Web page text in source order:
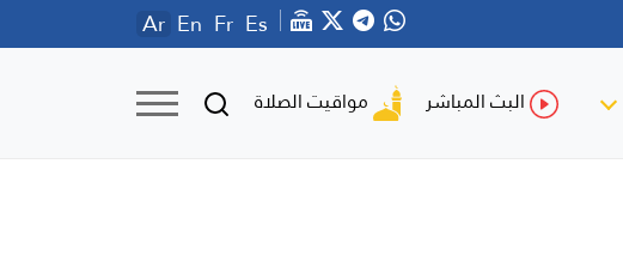
Ar En Fr Es
البث المباشر مواقيت الصلاة